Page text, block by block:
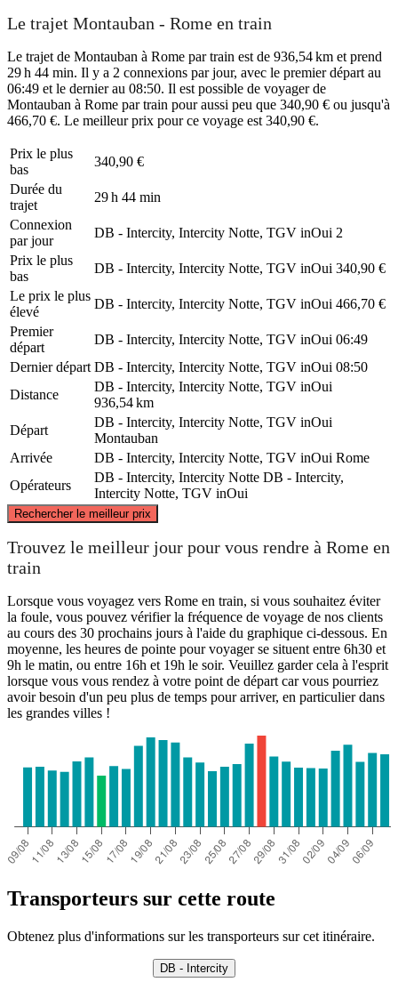
Le trajet Montauban - Rome en train
Le trajet de Montauban à Rome par train est de 936,54 km et prend
29 h 44 min. Il y a 2 connexions par jour, avec le premier départ au
06:49 et le dernier au 08:50. Il est possible de voyager de
Montauban à Rome par train pour aussi peu que 340,90 € ou jusqu'à
466,70 €. Le meilleur prix pour ce voyage est 340,90 €.
Prix ​​le plus
bas
340,90 €
Durée du
trajet
29 h 44 min
Connexion
par jour
DB - Intercity, Intercity Notte, TGV inOui 2
Prix ​​le plus
bas
DB - Intercity, Intercity Notte, TGV inOui 340,90 €
Le prix le plus
élevé
DB - Intercity, Intercity Notte, TGV inOui 466,70 €
Premier
départ
DB - Intercity, Intercity Notte, TGV inOui 06:49
Dernier départ DB - Intercity, Intercity Notte, TGV inOui 08:50
Distance
DB - Intercity, Intercity Notte, TGV inOui
936,54 km
Départ
DB - Intercity, Intercity Notte, TGV inOui
Montauban
Arrivée
DB - Intercity, Intercity Notte, TGV inOui Rome
Opérateurs
DB - Intercity, Intercity Notte DB - Intercity,
Intercity Notte, TGV inOui
Rechercher le meilleur prix
Rome
© CARTO, ©
Trouvez le meilleur jour pour vous rendre à Rome en
train
Lorsque vous voyagez vers Rome en train, si vous souhaitez éviter
la foule, vous pouvez vérifier la fréquence de voyage de nos clients
au cours des 30 prochains jours à l'aide du graphique ci-dessous. En
moyenne, les heures de pointe pour voyager se situent entre 6h30 et
9h le matin, ou entre 16h et 19h le soir. Veuillez garder cela à l'esprit
lorsque vous vous rendez à votre point de départ car vous pourriez
avoir besoin d'un peu plus de temps pour arriver, en particulier dans
les grandes villes !
Transporteurs sur cette route
Obtenez plus d'informations sur les transporteurs sur cet itinéraire.
DB - Intercity